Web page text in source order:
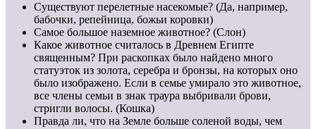
Существуют перелетные насекомые? (Да, например,
бабочки, репейница, божьи коровки)
Самое большое наземное животное? (Слон)
Какое животное считалось в Древнем Египте
священным? При раскопках было найдено много
статуэток из золота, серебра и бронзы, на которых оно
было изображено. Если в семье умирало это животное,
все члены семьи в знак траура выбривали брови,
стригли волосы. (Кошка)
Правда ли, что на Земле больше соленой воды, чем